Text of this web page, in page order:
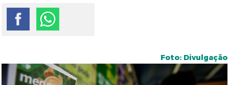
Foto: Divulgação